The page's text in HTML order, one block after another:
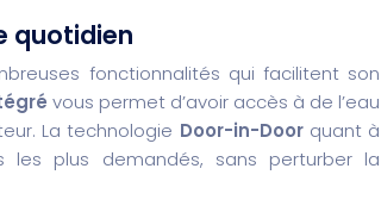
quotidien
fonctionnalités qui facilitent son
vous permet d’avoir accès à de l’eau
La technologie Door-in-Doorquant à
plus demandés, sans perturber la